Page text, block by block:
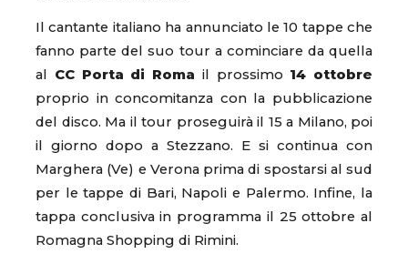
Il cantante italiano ha annunciato le 10 tappe che
fanno parte del suo tour a cominciare da quella
al CC Porta di Roma il prossimo 14 ottobre
proprio in concomitanza con la pubblicazione
del disco. Ma il tour proseguirà il 15 a Milano, poi
il giorno dopo a Stezzano. E si continua con
Marghera (Ve) e Verona prima di spostarsi al sud
per le tappe di Bari, Napoli e Palermo. Infine, la
tappa conclusiva in programma il 25 ottobre al
Romagna Shopping di Rimini.